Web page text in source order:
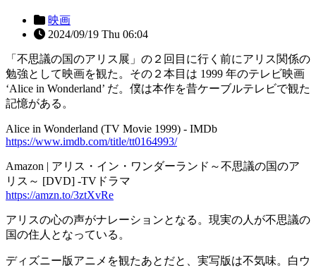
映画
2024/09/19 Thu 06:04
「不思議の国のアリス展」の２回目に行く前にアリス関係の
勉強として映画を観た。その２本目は 1999 年のテレビ映画
‘Alice in Wonderland’ だ。僕は本作を昔ケーブルテレビで観た
記憶がある。
Alice in Wonderland (TV Movie 1999) - IMDb
https://www.imdb.com/title/tt0164993/
Amazon | アリス・イン・ワンダーランド～不思議の国のア
リス～ [DVD] -TVドラマ
https://amzn.to/3ztXvRe
アリスの心の声がナレーションとなる。現実の人が不思議の
国の住人となっている。
ディズニー版アニメを観たあとだと、実写版は不気味。白ウ